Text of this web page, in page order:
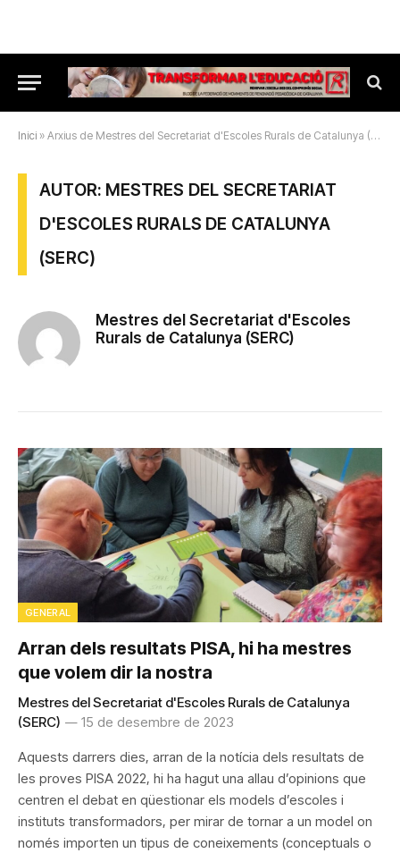
Inici » Arxius de Mestres del Secretariat d'Escoles Rurals de Catalunya (SERC)
AUTOR: MESTRES DEL SECRETARIAT
D'ESCOLES RURALS DE CATALUNYA
(SERC)
Mestres del Secretariat d'Escoles
Rurals de Catalunya (SERC)
GENERAL
Arran dels resultats PISA, hi ha mestres
que volem dir la nostra
Mestres del Secretariat d'Escoles Rurals de Catalunya
(SERC)
15 de desembre de 2023
Aquests darrers dies, arran de la notícia dels resultats de
les proves PISA 2022, hi ha hagut una allau d’opinions que
centren el debat en qüestionar els models d’escoles i
instituts transformadors, per mirar de tornar a un model on
només importen un tipus de coneixements (conceptuals o